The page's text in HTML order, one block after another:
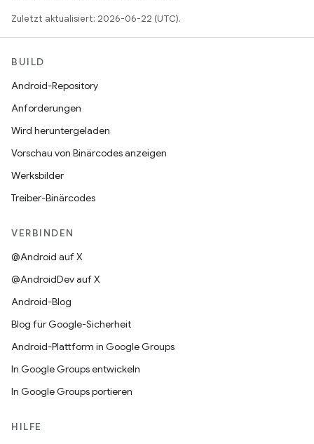
Zuletzt aktualisiert: 2026-06-22 (UTC).
BUILD
Android-Repository
Anforderungen
Wird heruntergeladen
Vorschau von Binärcodes anzeigen
Werksbilder
Treiber-Binärcodes
VERBINDEN
@Android auf X
@AndroidDev auf X
Android-Blog
Blog für Google-Sicherheit
Android-Plattform in Google Groups
In Google Groups entwickeln
In Google Groups portieren
HILFE